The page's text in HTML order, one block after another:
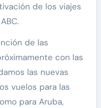
de los viajes
de las
con las
las nuevas
vuelos para las
para Aruba,